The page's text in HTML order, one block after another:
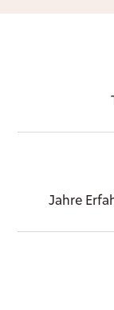
Jahre